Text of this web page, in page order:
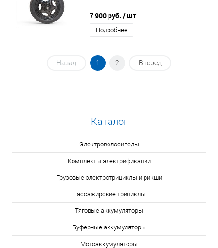
7 900 руб. / шт
Подробнее
Назад 1 2 Вперед
Каталог
Электровелосипеды
Комплекты электрификации
Грузовые электротрициклы и рикши
Пассажирские трициклы
Тяговые аккумуляторы
Буферные аккумуляторы
Мотоаккумуляторы